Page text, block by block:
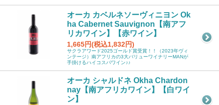
オーカ カベルネソーヴィニヨン Ok
ha Cabernet Sauvignon【南アフ
リカワイン】【赤ワイン】
1,665円(税込1,832円)
サクラアワード2025ゴールド賞受賞！！（2023年ヴィ
ンテージ）南アフリカの3大バリューワイナリーMANが
手掛けるハイコスパワイン♪♪
オーカ シャルドネ Okha Chardon
nay【南アフリカワイン】【白ワイ
ン】